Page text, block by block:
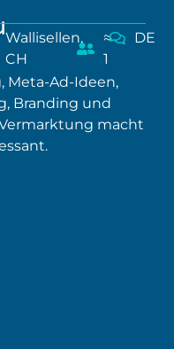
Wallisellen,
CH
≈
1
DE
Meta-Ad-Ideen,
Branding und
macht